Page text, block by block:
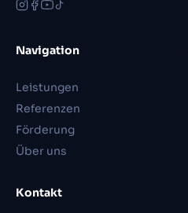
Navigation
Leistungen
Referenzen
Förderung
Über uns
Kontakt